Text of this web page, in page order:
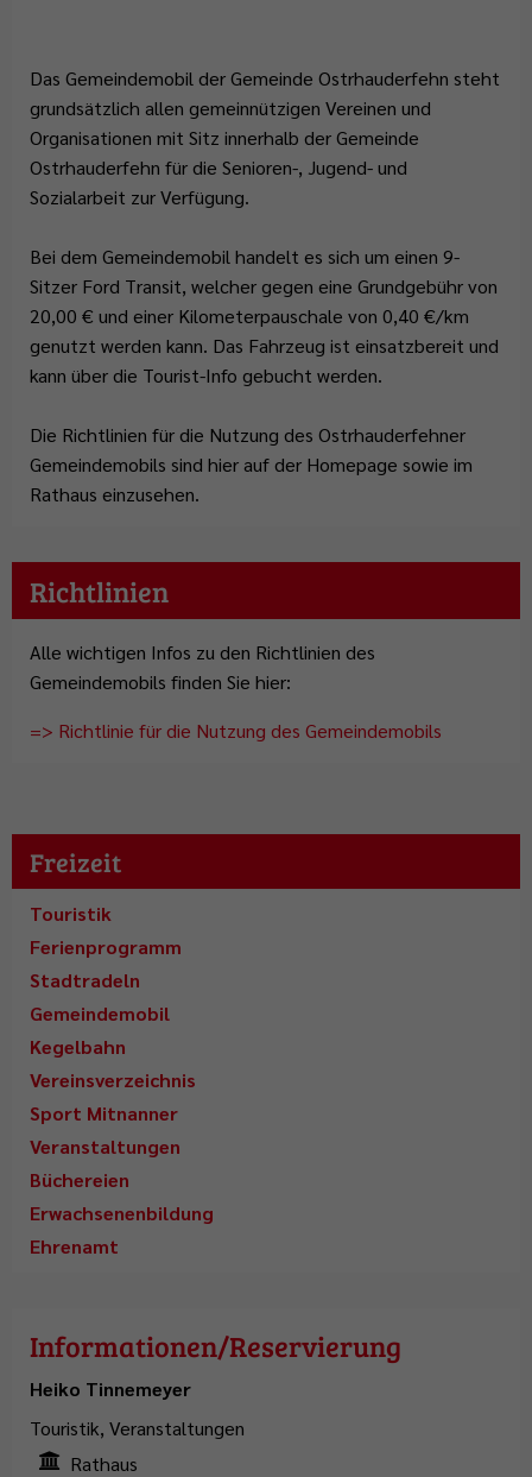
Wappen & Flagge
Wahlen
Familienstützpunkt
Treffpunkt Anleger
Ehrenamt
Das Gemeindemobil der Gemeinde Ostrhauderfehn steht
grundsätzlich allen gemeinnützigen Vereinen und
Organisationen mit Sitz innerhalb der Gemeinde
Ostrhauderfehn für die Senioren-, Jugend- und
Sozialarbeit zur Verfügung.
Bei dem Gemeindemobil handelt es sich um einen 9-
Sitzer Ford Transit, welcher gegen eine Grundgebühr von
20,00 € und einer Kilometerpauschale von 0,40 €/km
genutzt werden kann. Das Fahrzeug ist einsatzbereit und
kann über die Tourist-Info gebucht werden.
Die Richtlinien für die Nutzung des Ostrhauderfehner
Gemeindemobils sind hier auf der Homepage sowie im
Rathaus einzusehen.
Richtlinien
Alle wichtigen Infos zu den Richtlinien des
Gemeindemobils finden Sie hier:
=> Richtlinie für die Nutzung des Gemeindemobils
Freizeit
Touristik
Ferienprogramm
Stadtradeln
Gemeindemobil
Kegelbahn
Vereinsverzeichnis
Sport Mitnanner
Veranstaltungen
Büchereien
Erwachsenenbildung
Ehrenamt
Informationen/Reservierung
Heiko Tinnemeyer
Touristik, Veranstaltungen
Rathaus